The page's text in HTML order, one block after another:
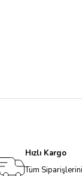
Hızlı Kargo
Tüm